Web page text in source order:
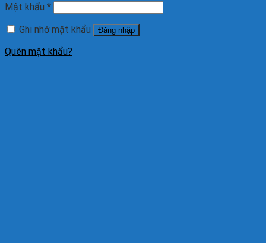
Mật khẩu *
Ghi nhớ mật khẩu
Đăng nhập
Quên mật khẩu?